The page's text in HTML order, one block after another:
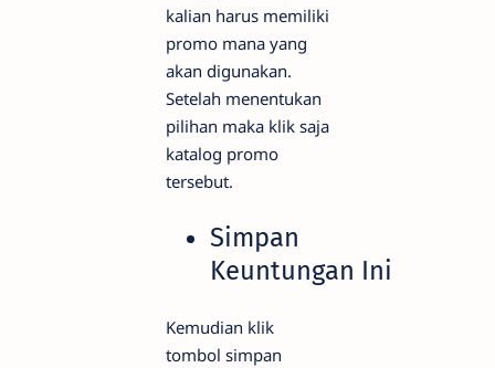
kalian harus memiliki
promo mana yang
akan digunakan.
Setelah menentukan
pilihan maka klik saja
katalog promo
tersebut.
Simpan
Keuntungan Ini
Kemudian klik
tombol simpan